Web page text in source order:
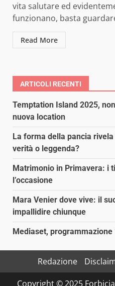
vita salutare ed
funzionano, basta
Read More
ARTICOLI RECENTI
Temptation Island 2025,
nuova location
La forma della pancia
verità o leggenda?
Matrimonio in Primavera: i
l’occasione
Mara Venier dove vive: il
impallidire chiunque
Mediaset,
Redazione
Copyright © 2025